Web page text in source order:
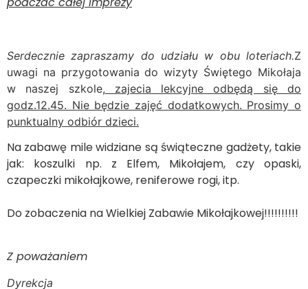
Serdecznie zapraszamy do udziału w obu loteriach.Z
uwagi na przygotowania do wizyty Świętego Mikołaja
w naszej szkole, zajecia lekcyjne odbędą się do
godz.12.45. Nie będzie zajęć dodatkowych. Prosimy o
punktualny odbiór dzieci.
Na zabawę mile widziane są świąteczne gadżety, takie
jak: koszulki np. z Elfem, Mikołajem, czy opaski,
czapeczki mikołajkowe, reniferowe rogi, itp.
Do zobaczenia na Wielkiej Zabawie Mikołajkowej!!!!!!!!!!
Z poważaniem
Dyrekcja